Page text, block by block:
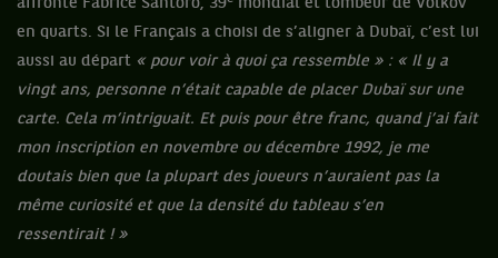
affronte Fabrice Santoro, 39
mondial et tombeur de Volkov
en quarts. Si le Français a choisi de s’aligner à Dubaï, c’est lui
aussi au départ « pour voir à quoi ça ressemble » : « Il y a
vingt ans, personne n’était capable de placer Dubaï sur une
carte. Cela m’intriguait. Et puis pour être franc, quand j’ai fait
mon inscription en novembre ou décembre 1992, je me
doutais bien que la plupart des joueurs n’auraient pas la
même curiosité et que la densité du tableau s’en
ressentirait ! »